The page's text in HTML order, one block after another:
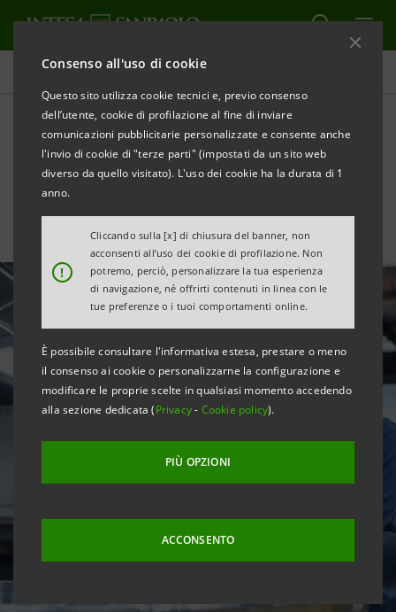
Consenso all'uso di cookie
Questo sito utilizza cookie tecnici e, previo consenso
dell’utente, cookie di profilazione al fine di inviare
comunicazioni pubblicitarie personalizzate e consente anche
l'invio di cookie di "terze parti" (impostati da un sito web
diverso da quello visitato). L'uso dei cookie ha la durata di 1
anno.
!
Cliccando sulla [x] di chiusura del banner, non
acconsenti all’uso dei cookie di profilazione. Non
potremo, perciò, personalizzare la tua esperienza
di navigazione, né offrirti contenuti in linea con le
tue preferenze o i tuoi comportamenti online.
È possibile consultare l'informativa estesa, prestare o meno
il consenso ai cookie o personalizzarne la configurazione e
modificare le proprie scelte in qualsiasi momento accedendo
alla sezione dedicata (Privacy- Cookie policy).
PIÙ OPZIONI
ACCONSENTO
Tutte le news
Rapporto Analisi dei Settori
Industriali Ottobre 2020